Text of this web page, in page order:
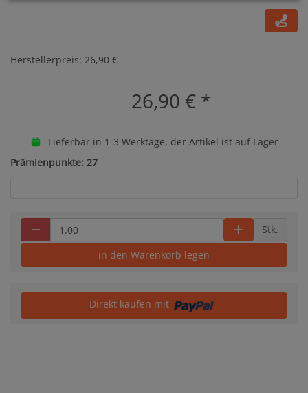
Herstellerpreis: 26,90 €
26,90 € *
Lieferbar in 1-3 Werktage, der Artikel ist auf Lager
Prämienpunkte: 27
Stk.
in den Warenkorb legen
Direkt kaufen mit